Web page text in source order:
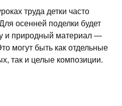
труда детки часто
осенней поделки будет
и природный материал —
могут быть как отдельные
так и целые композиции.